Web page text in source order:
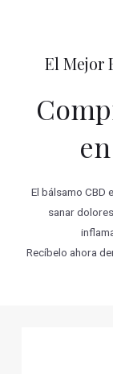
El Mejor
El bálsamo CBD
sanar
Recíbelo ahora